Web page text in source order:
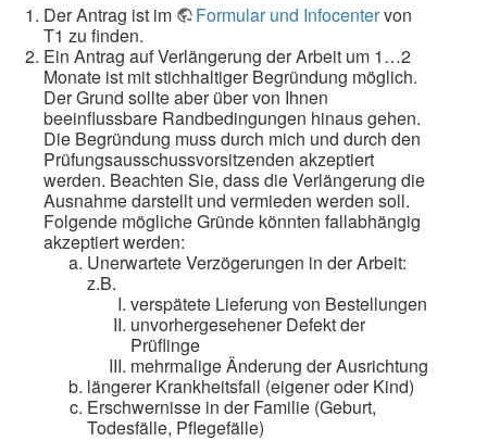
Der Antrag ist im
Formular und Infocentervon
T1 zu finden.
Ein Antrag auf Verlängerung der Arbeit um 1…2
Monate ist mit stichhaltiger Begründung möglich.
Der Grund sollte aber über von Ihnen
beeinflussbare Randbedingungen hinaus gehen.
Die Begründung muss durch mich und durch den
Prüfungsausschussvorsitzenden akzeptiert
werden. Beachten Sie, dass die Verlängerung die
Ausnahme darstellt und vermieden werden soll.
Folgende mögliche Gründe könnten fallabhängig
akzeptiert werden:
Unerwartete Verzögerungen in der Arbeit:
z.B.
verspätete Lieferung von Bestellungen
unvorhergesehener Defekt der
Prüflinge
mehrmalige Änderung der Ausrichtung
längerer Krankheitsfall (eigener oder Kind)
Erschwernisse in der Familie (Geburt,
Todesfälle, Pflegefälle)